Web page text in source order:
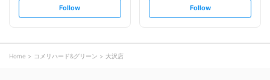
s
t
o
Follow
s
t
Follow
Home コメリハード&グリーン 大沢店